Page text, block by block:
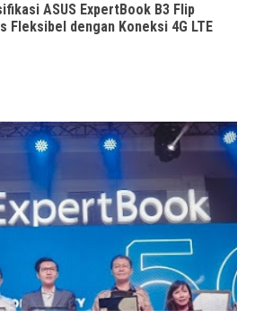
ASUS ExpertBook B3 Flip
Fleksibel dengan Koneksi 4G LTE